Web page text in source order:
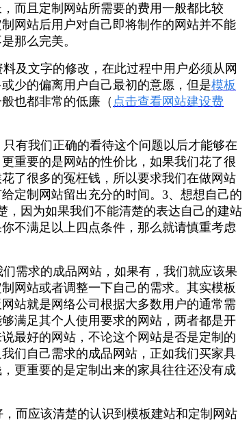
而且定制网站所需要的费用一般都比较
网站后用户对自己即将制作的网站并不能
那么完美。
及文字的修改，在此过程中用户必须从网
少的偏离用户自己最初的意愿，但是模板
也都非常的低廉（ 点击查看网站建设费
有我们正确的看待这个问题以后才能够在
重要的是网站的性价比，如果我们花了很
了很多的冤枉钱，所以要求我们在做网站
定制网站留出充分的时间。3、想想自己的
，因为如果我们不能清楚的表达自己的建站
不满足以上四点条件，那么就请慎重考虑
需求的成品网站，如果有，我们就应该果
网站或者调整一下自己的需求。其实模板
站就是网络公司根据大多数用户的通常需
满足其个人使用要求的网站，两者都是开
最好的网站，不论这个网站是否是定制的
们自己需求的成品网站，正如我们买家具
更重要的是定制出来的家具往往还没有成
而应该清楚的认识到模板建站和定制网站